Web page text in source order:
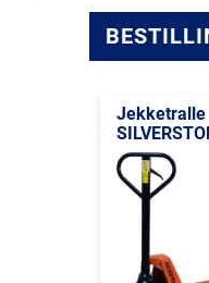
Jekketralle